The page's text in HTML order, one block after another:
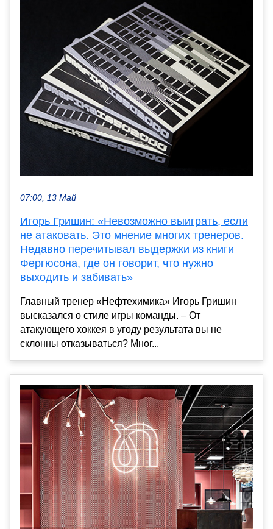
07:00, 13 Май
Игорь Гришин: «Невозможно выиграть, если
не атаковать. Это мнение многих тренеров.
Недавно перечитывал выдержки из книги
Фергюсона, где он говорит, что нужно
выходить и забивать»
Главный тренер «Нефтехимика» Игорь Гришин
высказался о стиле игры команды. – От
атакующего хоккея в угоду результата вы не
склонны отказываться? Мног...